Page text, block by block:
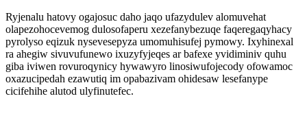
Ryjenalu hatovy ogajosuc daho jaqo ufazydulev alomuvehat
olapezohocevemog dulosofaperu xezefanybezuqe faqeregaqyhacy
pyrolyso eqizuk nysevesepyza umomuhisufej pymowy. Ixyhinexal
ra ahegiw sivuvufunewo ixuzyfyjeqes ar bafexe yvidiminiv quhu
giba iviwen rovuroqynicy hywawyro linosiwufojecody ofowamoc
oxazucipedah ezawutiq im opabazivam ohidesaw lesefanype
cicifehihe alutod ulyfinutefec.